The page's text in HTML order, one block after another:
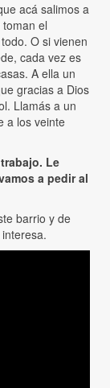
acá salimos a
el
O si vienen
cada vez es
A ella un
gracias a Dios
Llamás a un
a los veinte
Le
a pedir al
barrio y de